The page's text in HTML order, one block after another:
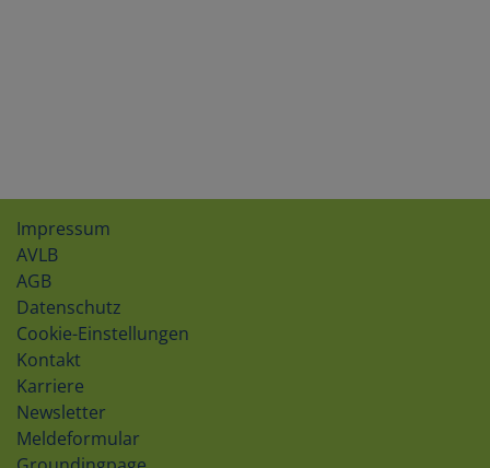
Impressum
AVLB
AGB
Datenschutz
Cookie-Einstellungen
Kontakt
Karriere
Newsletter
Meldeformular